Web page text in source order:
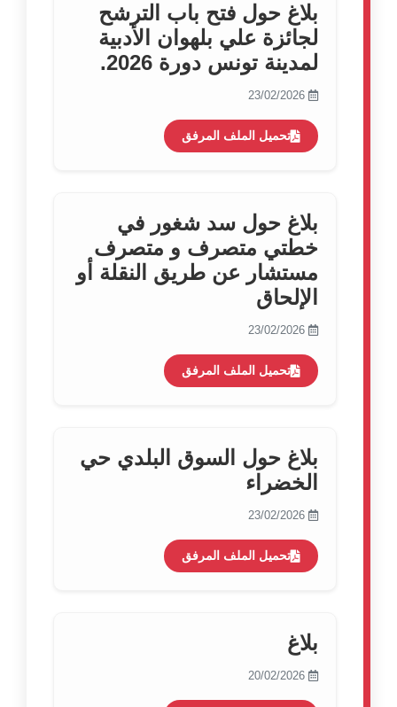
بلاغ حول فتح باب الترشح
لجائزة علي بلهوان الأدبية
لمدينة تونس دورة 2026.
تحميل الملف المرفق
بلاغ حول سد شغور في
خطتي متصرف و متصرف
مستشار عن طريق النقلة أو
الإلحاق
تحميل الملف المرفق
بلاغ حول السوق البلدي حي
الخضراء
تحميل الملف المرفق
بلاغ